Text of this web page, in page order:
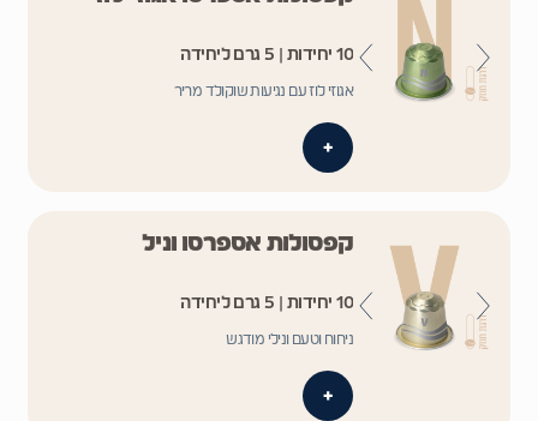
10 יחידות | 5 גרם ליחידה
אגוזי לוז עם נגיעות שוקולד מריר
+
קפסולות אספרסו וניל
10 יחידות | 5 גרם ליחידה
ניחוח וטעם ונילי מודגש
+